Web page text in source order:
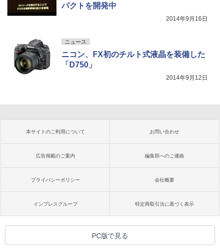
パクトを開発中
2014年9月16日
ニュース
ニコン、FX初のチルト式液晶を装備した
「D750」
2014年9月12日
本サイトのご利用について お問い合わせ
広告掲載のご案内 編集部へのご連絡
プライバシーポリシー 会社概要
インプレスグループ 特定商取引法に基づく表示
PC版で見る